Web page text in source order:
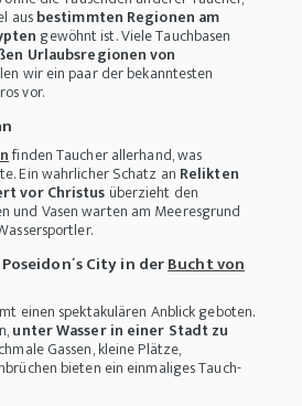
ausbestimmten Regionen am
gewöhnt ist. Viele Tauchbasen
Urlaubsregionen von
wir ein paar der bekanntesten
vor.
finden Taucher allerhand, was
Ein wahrlicher Schatz an Relikten
vor Christus überzieht den
und Vasen warten am Meeresgrund
City in derBucht von
einen spektakulären Anblick geboten.
unter Wasser in einer Stadt zu
Gassen, kleine Plätze,
bieten ein einmaliges Tauch-